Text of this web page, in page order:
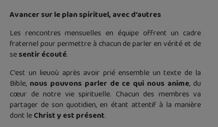
Avancer sur le plan spirituel, avec d’autres
Les rencontres mensuelles en équipe offrent un cadre
fraternel pour permettre à chacun de parler en vérité et de
sesentir écouté.
C’est un lieuoù après avoir prié ensemble un texte de la
Bible, nous pouvons parler de ce qui nous anime, du
cœur de notre vie spirituelle. Chacun des membres va
partager de son quotidien, en étant attentif à la manière
dont leChrist y est présent.